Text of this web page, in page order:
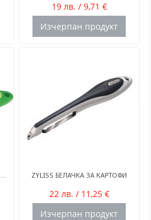
19 лв. / 9,71 €
Изчерпан продукт
ZYLISS БЕЛАЧКА ЗА КАРТОФИ
22 лв. / 11,25 €
Изчерпан продукт